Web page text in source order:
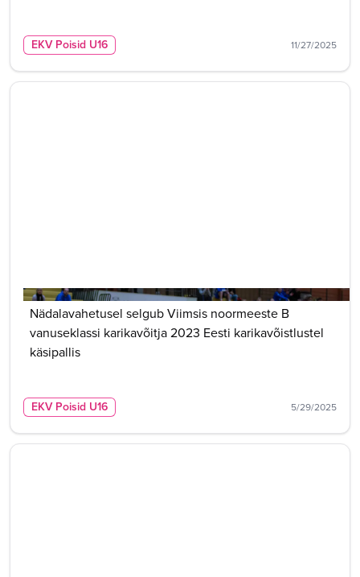
EKV Poisid U16 11/27/2025
Nädalavahetusel selgub Viimsis noormeeste B
vanuseklassi karikavõitja 2023 Eesti karikavõistlustel
käsipallis
EKV Poisid U16 5/29/2025